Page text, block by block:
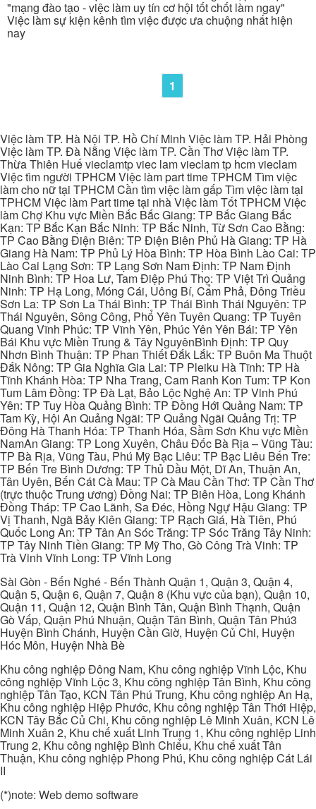
"mạng đào tạo - việc làm uy tín cơ hội tốt chốt làm ngay"
Việc làm sự kiện kênh tìm việc được ưa chuộng nhất hiện
nay
1
Việc làm TP. Hà Nội TP. Hồ Chí Minh Việc làm TP. Hải Phòng
Việc làm TP. Đà Nẵng Việc làm TP. Cần Thơ Việc làm TP.
Thừa Thiên Huế vieclamtp viec lam vieclam tp hcm vieclam
Việc tìm người TPHCM Việc làm part time TPHCM Tìm việc
làm cho nữ tại TPHCM Cần tìm việc làm gấp Tìm việc làm tại
TPHCM Việc làm Part time tại nhà Việc làm Tốt TPHCM Việc
làm Chợ Khu vực Miền Bắc Bắc Giang: TP Bắc Giang Bắc
Kạn: TP Bắc Kạn Bắc Ninh: TP Bắc Ninh, Từ Sơn Cao Bằng:
TP Cao Bằng Điện Biên: TP Điện Biên Phủ Hà Giang: TP Hà
Giang Hà Nam: TP Phủ Lý Hòa Bình: TP Hòa Bình Lào Cai: TP
Lào Cai Lạng Sơn: TP Lạng Sơn Nam Định: TP Nam Định
Ninh Bình: TP Hoa Lư, Tam Điệp Phú Thọ: TP Việt Trì Quảng
Ninh: TP Hạ Long, Móng Cái, Uông Bí, Cẩm Phả, Đông Triều
Sơn La: TP Sơn La Thái Bình: TP Thái Bình Thái Nguyên: TP
Thái Nguyên, Sông Công, Phổ Yên Tuyên Quang: TP Tuyên
Quang Vĩnh Phúc: TP Vĩnh Yên, Phúc Yên Yên Bái: TP Yên
Bái Khu vực Miền Trung & Tây NguyênBình Định: TP Quy
Nhơn Bình Thuận: TP Phan Thiết Đắk Lắk: TP Buôn Ma Thuột
Đắk Nông: TP Gia Nghĩa Gia Lai: TP Pleiku Hà Tĩnh: TP Hà
Tĩnh Khánh Hòa: TP Nha Trang, Cam Ranh Kon Tum: TP Kon
Tum Lâm Đồng: TP Đà Lạt, Bảo Lộc Nghệ An: TP Vinh Phú
Yên: TP Tuy Hòa Quảng Bình: TP Đồng Hới Quảng Nam: TP
Tam Kỳ, Hội An Quảng Ngãi: TP Quảng Ngãi Quảng Trị: TP
Đông Hà Thanh Hóa: TP Thanh Hóa, Sầm Sơn Khu vực Miền
NamAn Giang: TP Long Xuyên, Châu Đốc Bà Rịa – Vũng Tàu:
TP Bà Rịa, Vũng Tàu, Phú Mỹ Bạc Liêu: TP Bạc Liêu Bến Tre:
TP Bến Tre Bình Dương: TP Thủ Dầu Một, Dĩ An, Thuận An,
Tân Uyên, Bến Cát Cà Mau: TP Cà Mau Cần Thơ: TP Cần Thơ
(trực thuộc Trung ương) Đồng Nai: TP Biên Hòa, Long Khánh
Đồng Tháp: TP Cao Lãnh, Sa Đéc, Hồng Ngự Hậu Giang: TP
Vị Thanh, Ngã Bảy Kiên Giang: TP Rạch Giá, Hà Tiên, Phú
Quốc Long An: TP Tân An Sóc Trăng: TP Sóc Trăng Tây Ninh:
TP Tây Ninh Tiền Giang: TP Mỹ Tho, Gò Công Trà Vinh: TP
Trà Vinh Vĩnh Long: TP Vĩnh Long
Sài Gòn - Bến Nghé - Bến Thành Quận 1, Quận 3, Quận 4,
Quận 5, Quận 6, Quận 7, Quận 8 (Khu vực của bạn), Quận 10,
Quận 11, Quận 12, Quận Bình Tân, Quận Bình Thạnh, Quận
Gò Vấp, Quận Phú Nhuận, Quận Tân Bình, Quận Tân Phú3
Huyện Bình Chánh, Huyện Cần Giờ, Huyện Củ Chi, Huyện
Hóc Môn, Huyện Nhà Bè
Khu công nghiệp Đông Nam, Khu công nghiệp Vĩnh Lộc, Khu
công nghiệp Vĩnh Lộc 3, Khu công nghiệp Tân Bình, Khu công
nghiệp Tân Tạo, KCN Tân Phú Trung, Khu công nghiệp An Hạ,
Khu công nghiệp Hiệp Phước, Khu công nghiệp Tân Thới Hiệp,
KCN Tây Bắc Củ Chi, Khu công nghiệp Lê Minh Xuân, KCN Lê
Minh Xuân 2, Khu chế xuất Linh Trung 1, Khu công nghiệp Linh
Trung 2, Khu công nghiệp Bình Chiểu, Khu chế xuất Tân
Thuận, Khu công nghiệp Phong Phú, Khu công nghiệp Cát Lái
II
(*)note: Web demo software